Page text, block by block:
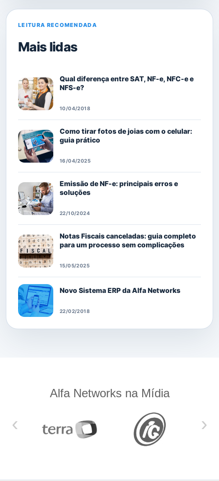
LEITURA RECOMENDADA
Mais lidas
Qual diferença entre SAT, NF-e, NFC-e e
NFS-e?
10/04/2018
Como tirar fotos de joias com o celular:
guia prático
16/04/2025
Emissão de NF-e: principais erros e
soluções
22/10/2024
Notas Fiscais canceladas: guia completo
para um processo sem complicações
15/05/2025
Novo Sistema ERP da Alfa Networks
22/02/2018
Alfa Networks na Mídia
‹ ›